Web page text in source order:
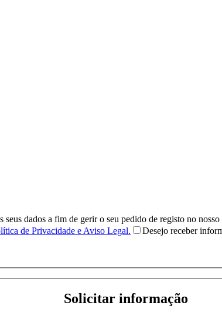
dados a fim de gerir o seu pedido de registo no
de Privacidade e Aviso Legal. Desejo receber
Solicitar informação